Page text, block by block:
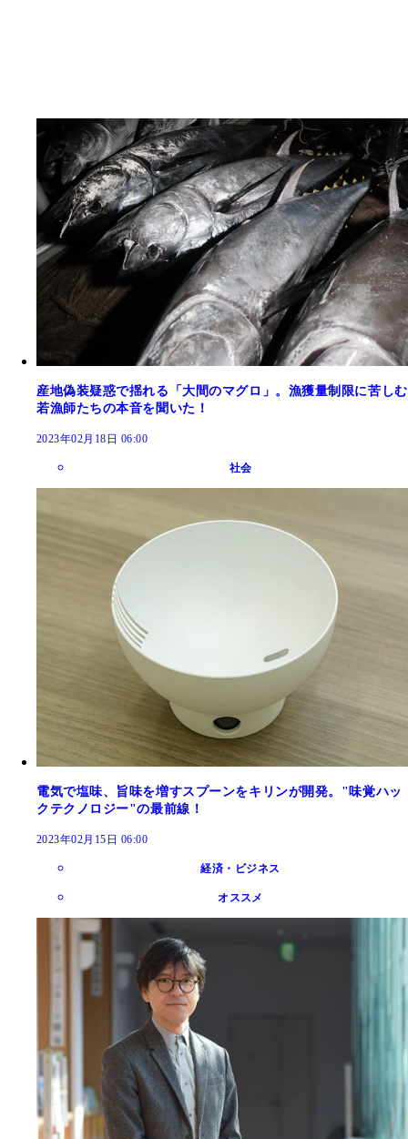
産地偽装疑惑で揺れる「大間のマグロ」。漁獲量制限に苦しむ
若漁師たちの本音を聞いた！
2023年02月18日 06:00
社会
電気で塩味、旨味を増すスプーンをキリンが開発。"味覚ハッ
クテクノロジー"の最前線！
2023年02月15日 06:00
経済・ビジネス
オススメ